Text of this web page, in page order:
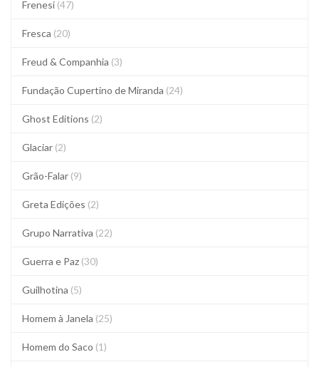
Frenesi (47)
Fresca (20)
Freud & Companhia (3)
Fundação Cupertino de Miranda (24)
Ghost Editions (2)
Glaciar (2)
Grão-Falar (9)
Greta Edições (2)
Grupo Narrativa (22)
Guerra e Paz (30)
Guilhotina (5)
Homem à Janela (25)
Homem do Saco (1)